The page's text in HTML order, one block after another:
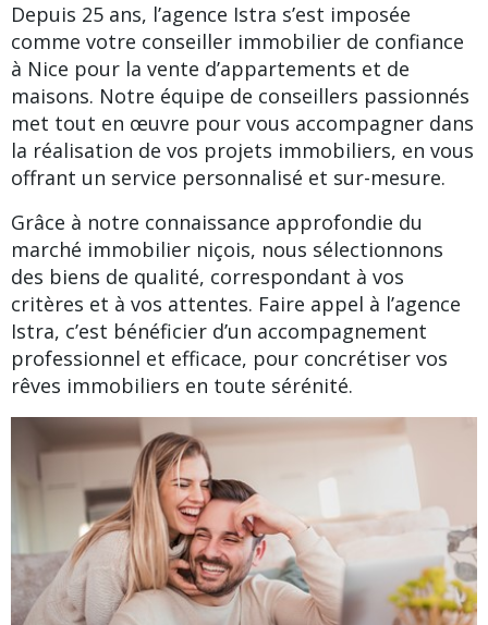
Depuis 25 ans, l’agence Istra s’est imposée
comme votre conseiller immobilier de confiance
à Nice pour la vente d’appartements et de
maisons. Notre équipe de conseillers passionnés
met tout en œuvre pour vous accompagner dans
la réalisation de vos projets immobiliers, en vous
offrant un service personnalisé et sur-mesure.
Grâce à notre connaissance approfondie du
marché immobilier niçois, nous sélectionnons
des biens de qualité, correspondant à vos
critères et à vos attentes. Faire appel à l’agence
Istra, c’est bénéficier d’un accompagnement
professionnel et efficace, pour concrétiser vos
rêves immobiliers en toute sérénité.